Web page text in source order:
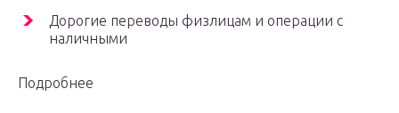
Дорогие переводы физлицам и операции с
наличными
Подробнее